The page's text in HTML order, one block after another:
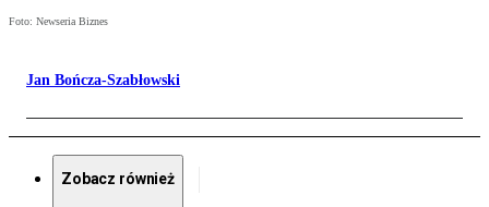
Foto: Newseria Biznes
Jan Bończa-Szabłowski
Zobacz również